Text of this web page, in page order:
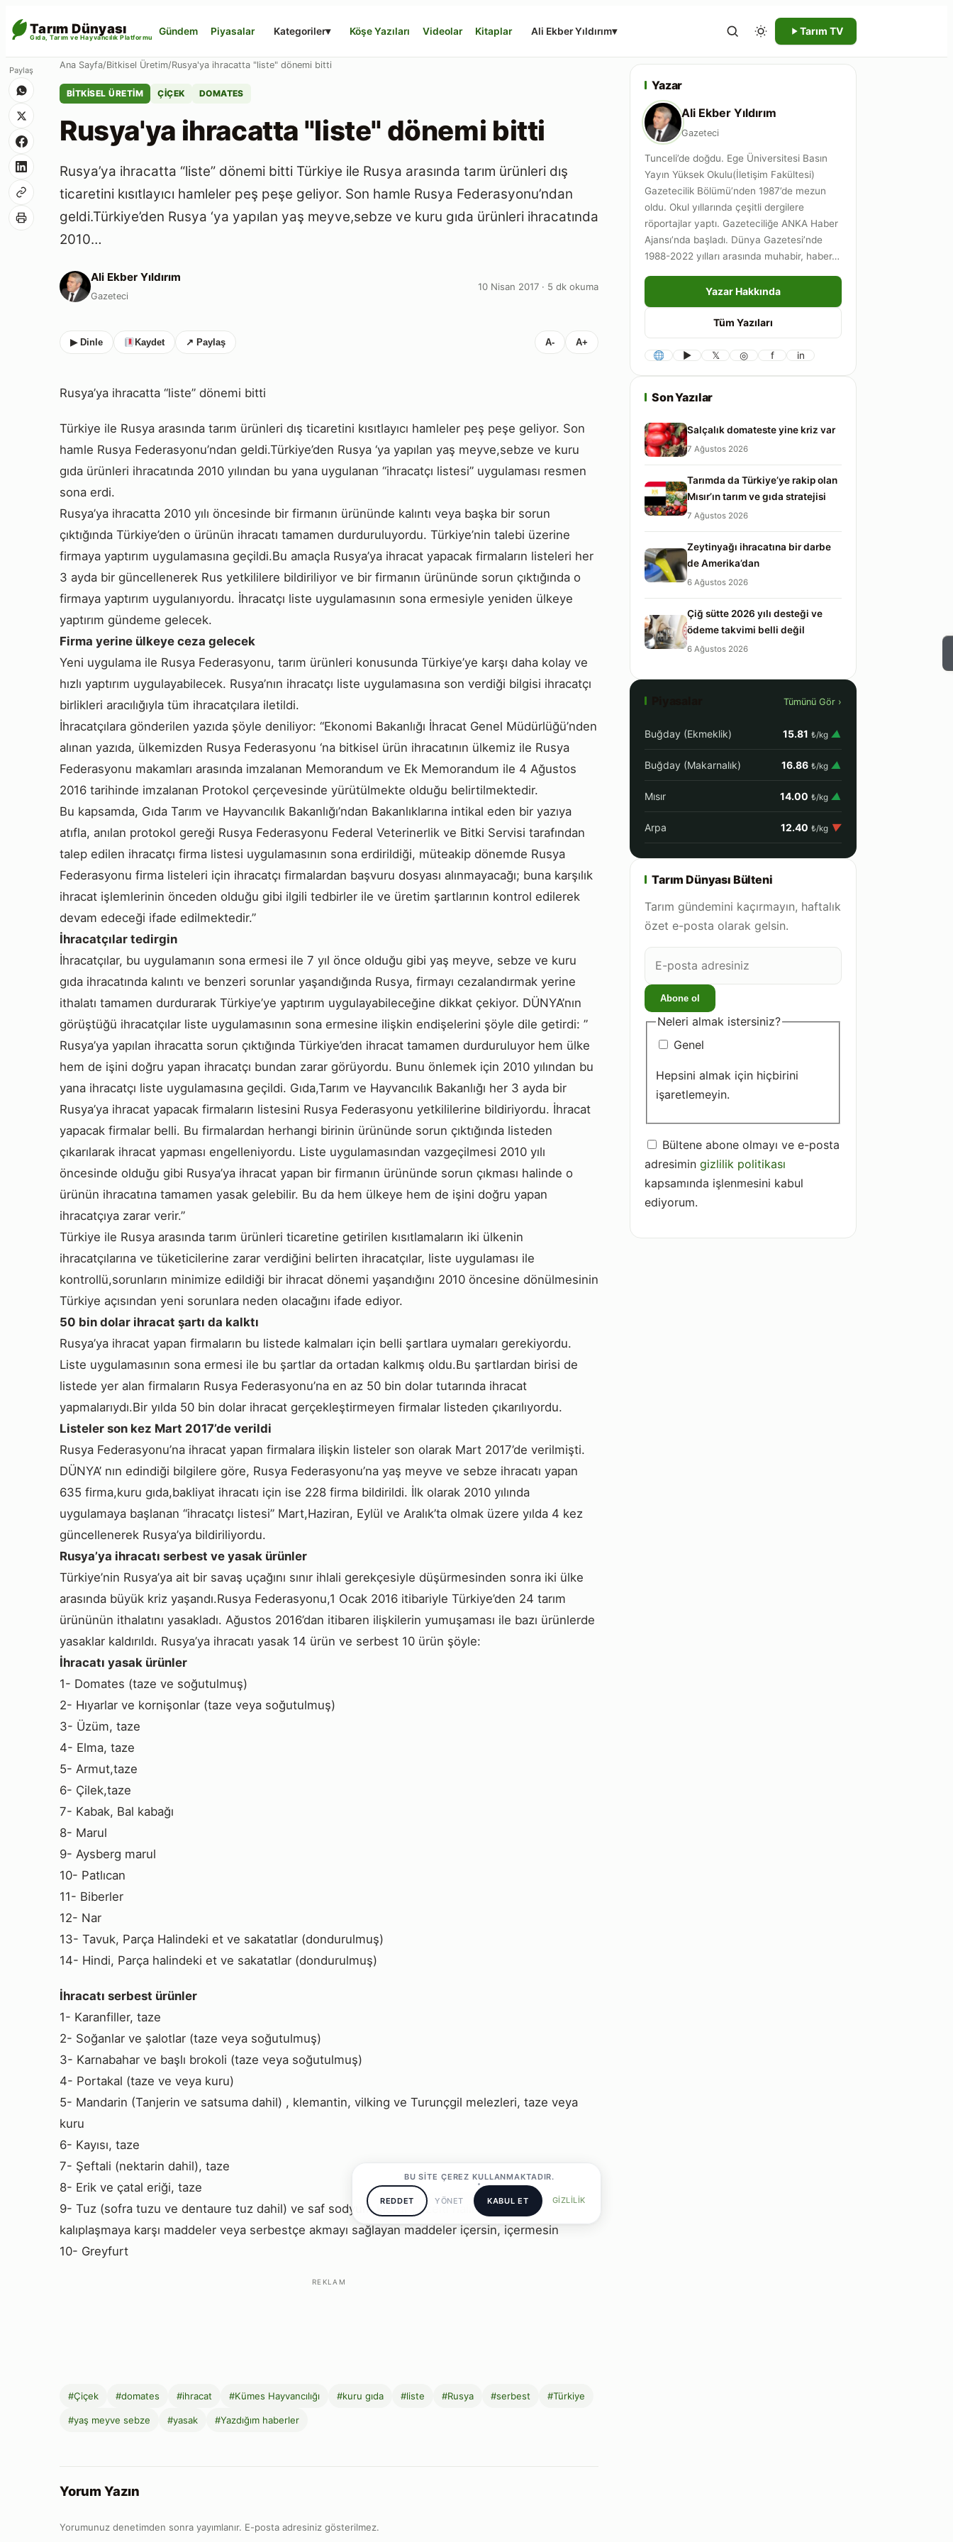
Tarım Dünyası
Gıda, Tarım ve Hayvancılık Platformu
Gündem Piyasalar Kategoriler▾ Köşe Yazıları Videolar Kitaplar Ali Ekber Yıldırım▾ Tarım TV
Ana Sayfa/Bitkisel Üretim/Rusya'ya ihracatta "liste" dönemi bitti
BITKISEL ÜRETIM ÇIÇEK DOMATES
Rusya'ya ihracatta "liste" dönemi bitti
Rusya’ya ihracatta “liste” dönemi bitti Türkiye ile Rusya arasında tarım ürünleri dış
ticaretini kısıtlayıcı hamleler peş peşe geliyor. Son hamle Rusya Federasyonu’ndan
geldi.Türkiye’den Rusya ‘ya yapılan yaş meyve,sebze ve kuru gıda ürünleri ihracatında
2010…
Ali Ekber Yıldırım
Gazeteci
10 Nisan 2017 · 5 dk okuma
▶ Dinle Kaydet ↗ Paylaş A- A+
Rusya’ya ihracatta “liste” dönemi bitti
Türkiye ile Rusya arasında tarım ürünleri dış ticaretini kısıtlayıcı hamleler peş peşe geliyor. Son
hamle Rusya Federasyonu’ndan geldi.Türkiye’den Rusya ‘ya yapılan yaş meyve,sebze ve kuru
gıda ürünleri ihracatında 2010 yılından bu yana uygulanan “ihracatçı listesi” uygulaması resmen
sona erdi.
Rusya’ya ihracatta 2010 yılı öncesinde bir firmanın ürününde kalıntı veya başka bir sorun
çıktığında Türkiye’den o ürünün ihracatı tamamen durduruluyordu. Türkiye’nin talebi üzerine
firmaya yaptırım uygulamasına geçildi.Bu amaçla Rusya’ya ihracat yapacak firmaların listeleri her
3 ayda bir güncellenerek Rus yetkililere bildiriliyor ve bir firmanın ürününde sorun çıktığında o
firmaya yaptırım uygulanıyordu. İhracatçı liste uygulamasının sona ermesiyle yeniden ülkeye
yaptırım gündeme gelecek.
Firma yerine ülkeye ceza gelecek
Yeni uygulama ile Rusya Federasyonu, tarım ürünleri konusunda Türkiye’ye karşı daha kolay ve
hızlı yaptırım uygulayabilecek. Rusya’nın ihracatçı liste uygulamasına son verdiği bilgisi ihracatçı
birlikleri aracılığıyla tüm ihracatçılara iletildi.
İhracatçılara gönderilen yazıda şöyle deniliyor: “Ekonomi Bakanlığı İhracat Genel Müdürlüğü’nden
alınan yazıda, ülkemizden Rusya Federasyonu ‘na bitkisel ürün ihracatının ülkemiz ile Rusya
Federasyonu makamları arasında imzalanan Memorandum ve Ek Memorandum ile 4 Ağustos
2016 tarihinde imzalanan Protokol çerçevesinde yürütülmekte olduğu belirtilmektedir.
Bu kapsamda, Gıda Tarım ve Hayvancılık Bakanlığı’ndan Bakanlıklarına intikal eden bir yazıya
atıfla, anılan protokol gereği Rusya Federasyonu Federal Veterinerlik ve Bitki Servisi tarafından
talep edilen ihracatçı firma listesi uygulamasının sona erdirildiği, müteakip dönemde Rusya
Federasyonu firma listeleri için ihracatçı firmalardan başvuru dosyası alınmayacağı; buna karşılık
ihracat işlemlerinin önceden olduğu gibi ilgili tedbirler ile ve üretim şartlarının kontrol edilerek
devam edeceği ifade edilmektedir.”
İhracatçılar tedirgin
İhracatçılar, bu uygulamanın sona ermesi ile 7 yıl önce olduğu gibi yaş meyve, sebze ve kuru
gıda ihracatında kalıntı ve benzeri sorunlar yaşandığında Rusya, firmayı cezalandırmak yerine
ithalatı tamamen durdurarak Türkiye’ye yaptırım uygulayabileceğine dikkat çekiyor. DÜNYA’nın
görüştüğü ihracatçılar liste uygulamasının sona ermesine ilişkin endişelerini şöyle dile getirdi: ”
Rusya’ya yapılan ihracatta sorun çıktığında Türkiye’den ihracat tamamen durduruluyor hem ülke
hem de işini doğru yapan ihracatçı bundan zarar görüyordu. Bunu önlemek için 2010 yılından bu
yana ihracatçı liste uygulamasına geçildi. Gıda,Tarım ve Hayvancılık Bakanlığı her 3 ayda bir
Rusya’ya ihracat yapacak firmaların listesini Rusya Federasyonu yetkililerine bildiriyordu. İhracat
yapacak firmalar belli. Bu firmalardan herhangi birinin ürününde sorun çıktığında listeden
çıkarılarak ihracat yapması engelleniyordu. Liste uygulamasından vazgeçilmesi 2010 yılı
öncesinde olduğu gibi Rusya’ya ihracat yapan bir firmanın ürününde sorun çıkması halinde o
ürünün ihracatına tamamen yasak gelebilir. Bu da hem ülkeye hem de işini doğru yapan
ihracatçıya zarar verir.”
Türkiye ile Rusya arasında tarım ürünleri ticaretine getirilen kısıtlamaların iki ülkenin
ihracatçılarına ve tüketicilerine zarar verdiğini belirten ihracatçılar, liste uygulaması ile
kontrollü,sorunların minimize edildiği bir ihracat dönemi yaşandığını 2010 öncesine dönülmesinin
Türkiye açısından yeni sorunlara neden olacağını ifade ediyor.
50 bin dolar ihracat şartı da kalktı
Rusya’ya ihracat yapan firmaların bu listede kalmaları için belli şartlara uymaları gerekiyordu.
Liste uygulamasının sona ermesi ile bu şartlar da ortadan kalkmış oldu.Bu şartlardan birisi de
listede yer alan firmaların Rusya Federasyonu’na en az 50 bin dolar tutarında ihracat
yapmalarıydı.Bir yılda 50 bin dolar ihracat gerçekleştirmeyen firmalar listeden çıkarılıyordu.
Listeler son kez Mart 2017’de verildi
Rusya Federasyonu’na ihracat yapan firmalara ilişkin listeler son olarak Mart 2017’de verilmişti.
DÜNYA’ nın edindiği bilgilere göre, Rusya Federasyonu’na yaş meyve ve sebze ihracatı yapan
635 firma,kuru gıda,bakliyat ihracatı için ise 228 firma bildirildi. İlk olarak 2010 yılında
uygulamaya başlanan “ihracatçı listesi” Mart,Haziran, Eylül ve Aralık’ta olmak üzere yılda 4 kez
güncellenerek Rusya’ya bildiriliyordu.
Rusya’ya ihracatı serbest ve yasak ürünler
Türkiye’nin Rusya’ya ait bir savaş uçağını sınır ihlali gerekçesiyle düşürmesinden sonra iki ülke
arasında büyük kriz yaşandı.Rusya Federasyonu,1 Ocak 2016 itibariyle Türkiye’den 24 tarım
ürününün ithalatını yasakladı. Ağustos 2016’dan itibaren ilişkilerin yumuşaması ile bazı ürünlerde
yasaklar kaldırıldı. Rusya’ya ihracatı yasak 14 ürün ve serbest 10 ürün şöyle:
İhracatı yasak ürünler
1- Domates (taze ve soğutulmuş)
2- Hıyarlar ve kornişonlar (taze veya soğutulmuş)
3- Üzüm, taze
4- Elma, taze
5- Armut,taze
6- Çilek,taze
7- Kabak, Bal kabağı
8- Marul
9- Aysberg marul
10- Patlıcan
11- Biberler
12- Nar
13- Tavuk, Parça Halindeki et ve sakatatlar (dondurulmuş)
14- Hindi, Parça halindeki et ve sakatatlar (dondurulmuş)
İhracatı serbest ürünler
1- Karanfiller, taze
2- Soğanlar ve şalotlar (taze veya soğutulmuş)
3- Karnabahar ve başlı brokoli (taze veya soğutulmuş)
4- Portakal (taze ve veya kuru)
5- Mandarin (Tanjerin ve satsuma dahil) , klemantin, vilking ve Turunçgil melezleri, taze veya
kuru
6- Kayısı, taze
7- Şeftali (nektarin dahil), taze
8- Erik ve çatal eriği, taze
9- Tuz (sofra tuzu ve dentaure tuz dahil) ve saf sodyum klorür çözelti halindeki veya
kalıplaşmaya karşı maddeler veya serbestçe akmayı sağlayan maddeler içersin, içermesin
10- Greyfurt
REKLAM
#Çiçek #domates #ihracat #Kümes Hayvancılığı #kuru gıda #liste #Rusya #serbest #Türkiye
#yaş meyve sebze #yasak #Yazdığım haberler
Yorum Yazın
Yorumunuz denetimden sonra yayımlanır. E-posta adresiniz gösterilmez.
Yazar
Ali Ekber Yıldırım
Gazeteci
Tunceli’de doğdu. Ege Üniversitesi Basın
Yayın Yüksek Okulu(İletişim Fakültesi)
Gazetecilik Bölümü’nden 1987’de mezun
oldu. Okul yıllarında çeşitli dergilere
röportajlar yaptı. Gazeteciliğe ANKA Haber
Ajansı’nda başladı. Dünya Gazetesi’nde
1988-2022 yılları arasında muhabir, haber…
Yazar Hakkında
Tüm Yazıları
▶ 𝕏 ◎ f in
Son Yazılar
Salçalık domateste yine kriz var
Tarımda da Türkiye’ye rakip olan
Mısır’ın tarım ve gıda stratejisi
Zeytinyağı ihracatına bir darbe
de Amerika’dan
Çiğ sütte 2026 yılı desteği ve
ödeme takvimi belli değil
Tümünü Gör ›
Buğday (Ekmeklik) 15.81 ▲
Buğday (Makarnalık) 16.86 ▲
Mısır 14.00 ▲
Arpa 12.40 ▼
Tarım Dünyası Bülteni
Tarım gündemini kaçırmayın, haftalık
özet e-posta olarak gelsin.
E-
posta
adresiniz
Abone ol
Neleri almak istersiniz?
Genel
Hepsini almak için hiçbirini
işaretlemeyin.
Bültene abone olmayı ve e-posta
adresimin
gizlilik politikası
kapsamında işlenmesini kabul
ediyorum.
BU SITE ÇEREZ KULLANMAKTADIR.
REDDET YÖNET KABUL ET GIZLILIK